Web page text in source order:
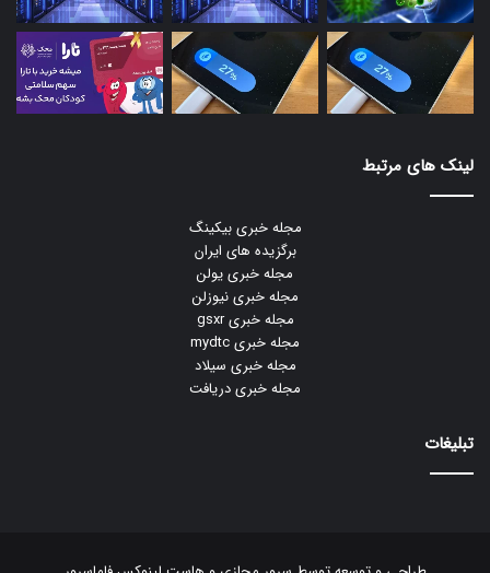
لینک های مرتبط
مجله خبری بیکینگ
برگزیده های ایران
مجله خبری یولن
مجله خبری نیوزلن
مجله خبری gsxr
مجله خبری mydtc
مجله خبری سیلاد
مجله خبری دریافت
تبلیغات